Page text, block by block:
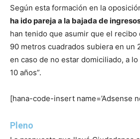
Según esta formación en la
ha ido pareja a la bajada de
han tenido que asumir que el recibo
90 metros cuadrados subiera en un
en caso de no estar domiciliado, a
10 años”.
[hana-code-insert name=’Adsense
Pleno